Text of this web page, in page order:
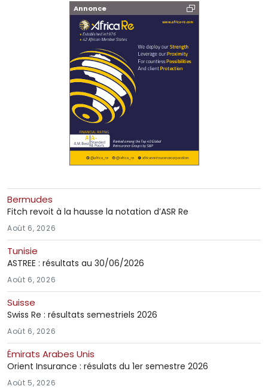
Annonce
Bermudes
Fitch revoit à la hausse la notation d’ASR Re
Août 6, 2026
Tunisie
ASTREE : résultats au 30/06/2026
Août 6, 2026
Suisse
Swiss Re : résultats semestriels 2026
Août 6, 2026
Émirats Arabes Unis
Orient Insurance : résulats du 1er semestre 2026
Août 5, 2026